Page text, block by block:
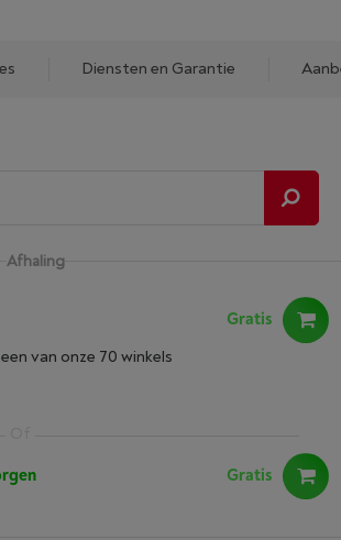
Diensten en Garantie
Afhaling
Gratis
van onze 70 winkels
Gratis